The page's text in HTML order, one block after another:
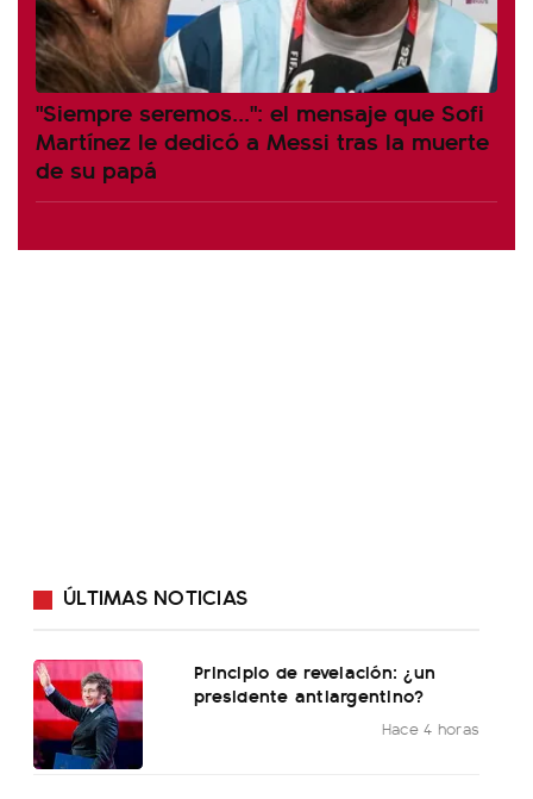
"Siempre seremos...": el mensaje que Sofi
Martínez le dedicó a Messi tras la muerte
de su papá
ÚLTIMAS NOTICIAS
Principio de revelación: ¿un
presidente antiargentino?
Hace 4 horas